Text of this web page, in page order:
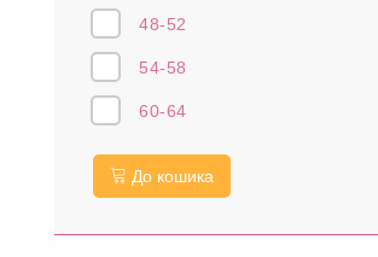
48-52
54-58
60-64
До кошика